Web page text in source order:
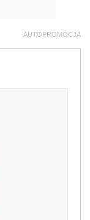
AUTOPROMOCJA